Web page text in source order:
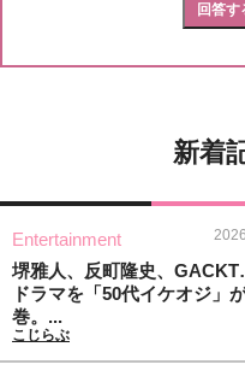
新着
Entertainment
堺雅人、反町隆史、
ドラマを「50代イケオジ」
巻。...
こじらぶ